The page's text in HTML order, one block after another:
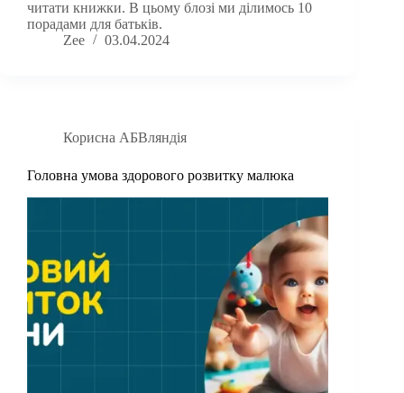
читати книжки. В цьому блозі ми ділимось 10
порадами для батьків.
Zee
03.04.2024
Корисна АБВляндія
Головна умова здорового розвитку малюка